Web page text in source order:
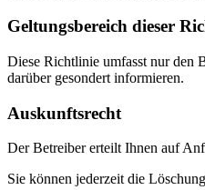
Geltungsbereich dieser
Diese Richtlinie umfasst nur den
darüber gesondert informieren.
Auskunftsrecht
Der Betreiber erteilt Ihnen auf
Sie können jederzeit die